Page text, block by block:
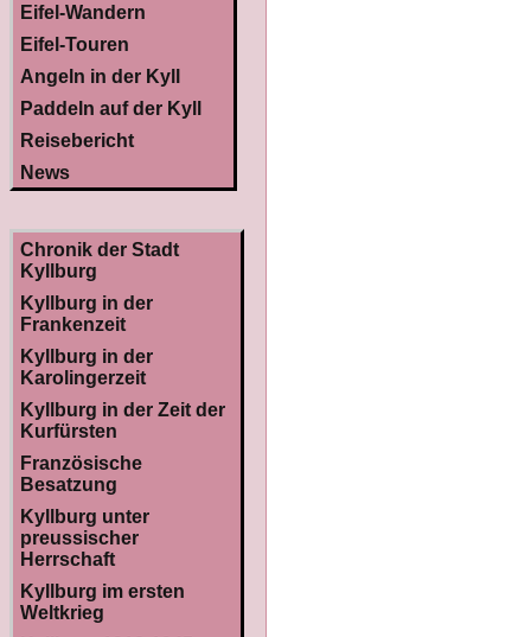
Eifel-Wandern
Eifel-Touren
Angeln in der Kyll
Paddeln auf der Kyll
Reisebericht
News
Chronik der Stadt
Kyllburg
Kyllburg in der
Frankenzeit
Kyllburg in der
Karolingerzeit
Kyllburg in der Zeit der
Kurfürsten
Französische
Besatzung
Kyllburg unter
preussischer
Herrschaft
Kyllburg im ersten
Weltkrieg